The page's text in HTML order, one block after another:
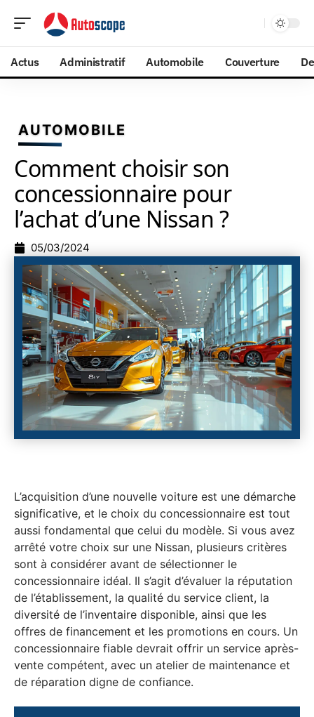
Actus Administratif Automobile Couverture
AUTOMOBILE
Comment choisir son
concessionnaire pour
l’achat d’une Nissan ?
05/03/2024
L’acquisition d’une nouvelle voiture est une démarche
significative, et le choix du concessionnaire est tout
aussi fondamental que celui du modèle. Si vous avez
arrêté votre choix sur une Nissan, plusieurs critères
sont à considérer avant de sélectionner le
concessionnaire idéal. Il s’agit d’évaluer la réputation
de l’établissement, la qualité du service client, la
diversité de l’inventaire disponible, ainsi que les
offres de financement et les promotions en cours. Un
concessionnaire fiable devrait offrir un service après-
vente compétent, avec un atelier de maintenance et
de réparation digne de confiance.